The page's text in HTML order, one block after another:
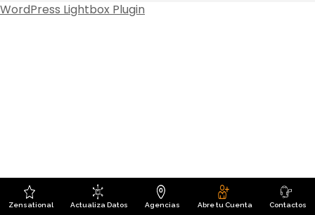
Zensational Actualiza Datos Agencias Abre tu Cuenta Contactos
WordPress Lightbox Plugin